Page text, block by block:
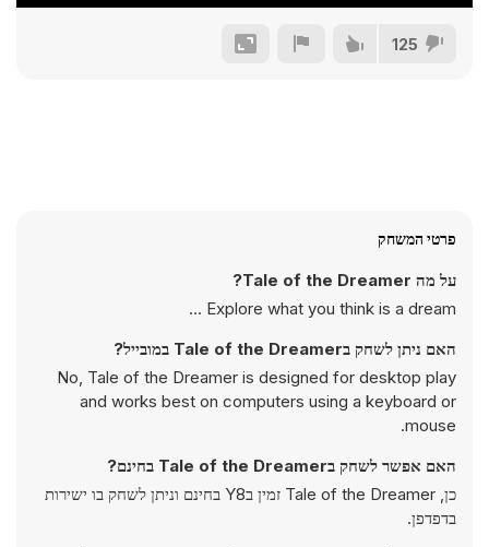
125
פרטי המשחק
על מה Tale of the Dreamer?
Explore what you think is a dream ...
האם ניתן לשחק בTale of the Dreamer במובייל?
No, Tale of the Dreamer is designed for desktop play
and works best on computers using a keyboard or
mouse.
האם אפשר לשחק בTale of the Dreamer בחינם?
כן, Tale of the Dreamer זמין בY8 בחינם וניתן לשחק בו ישירות
בדפדפן.